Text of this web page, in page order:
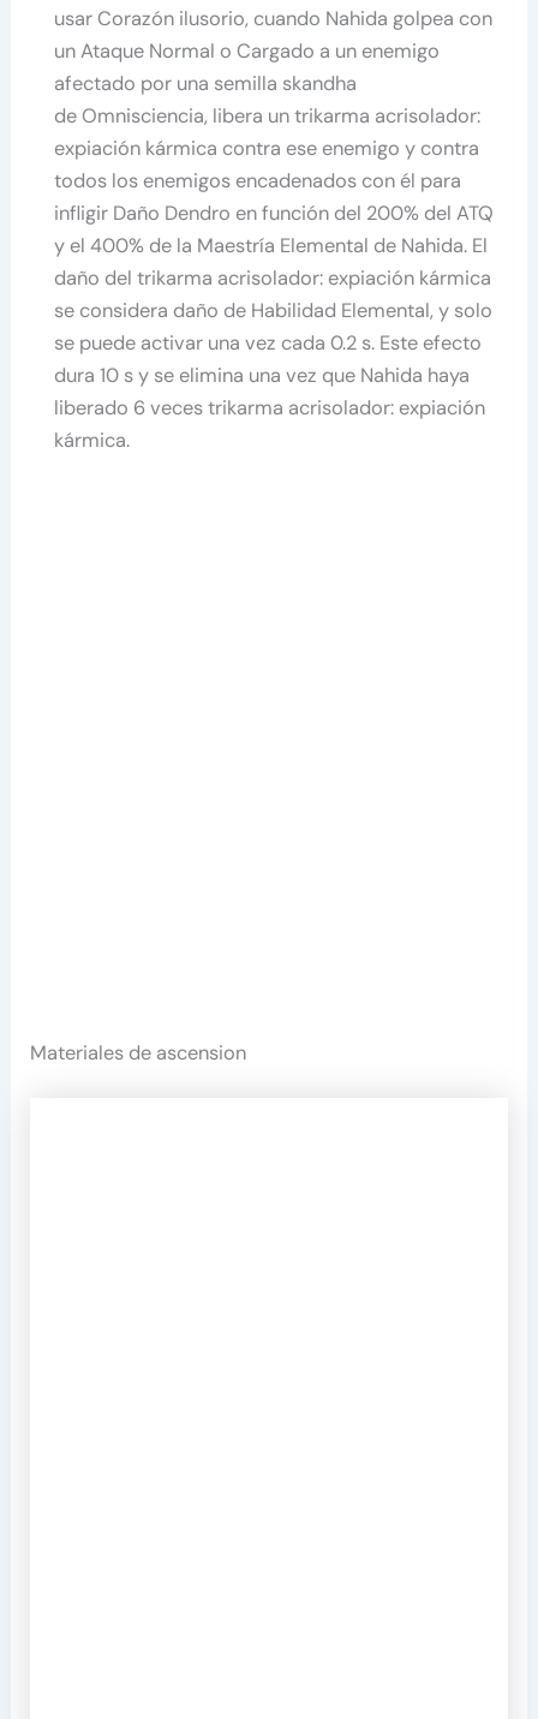
usar Corazón ilusorio, cuando Nahida golpea con
un Ataque Normal o Cargado a un enemigo
afectado por una semilla skandha
de Omnisciencia, libera un trikarma acrisolador:
expiación kármica contra ese enemigo y contra
todos los enemigos encadenados con él para
infligir Daño Dendro en función del 200% del ATQ
y el 400% de la Maestría Elemental de Nahida. El
daño del trikarma acrisolador: expiación kármica
se considera daño de Habilidad Elemental, y solo
se puede activar una vez cada 0.2 s. Este efecto
dura 10 s y se elimina una vez que Nahida haya
liberado 6 veces trikarma acrisolador: expiación
kármica.
Materiales de ascension